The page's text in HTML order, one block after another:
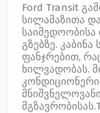
Ford Transit
სილამაზითა
გზებზე.
ფანჯრებით,
ხილვადობას.